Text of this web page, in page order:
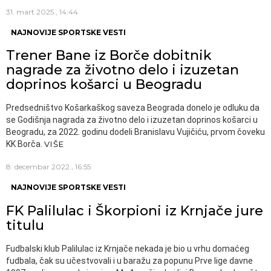
31. mart 2025., 14:44
NAJNOVIJE SPORTSKE VESTI
Trener Bane iz Borče dobitnik
nagrade za životno delo i izuzetan
doprinos košarci u Beogradu
Predsedništvo Košarkaškog saveza Beograda donelo je odluku da
se Godišnja nagrada za životno delo i izuzetan doprinos košarci u
Beogradu, za 2022. godinu dodeli Branislavu Vujičiću, prvom čoveku
KK Borča. VIŠE
8. decembar 2022., 16:55
NAJNOVIJE SPORTSKE VESTI
FK Palilulac i Škorpioni iz Krnjače jure
titulu
Fudbalski klub Palilulac iz Krnjače nekada je bio u vrhu domaćeg
fudbala, čak su učestvovali i u baražu za popunu Prve lige davne